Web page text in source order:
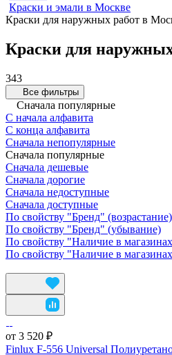
Краски и эмали в Москве
Краски для наружных работ в
Краски для
343
Все фильтры
Сначала популярные
С начала алфавита
С конца алфавита
Сначала непопулярные
Сначала популярные
Сначала дешевые
Сначала дорогие
Сначала недоступные
Сначала доступные
По свойству "Бренд" (возрастание)
По свойству "Бренд" (убывание)
По свойству "Наличие в
По свойству "Наличие в
от 3 520 ₽
Finlux F-556 Universal